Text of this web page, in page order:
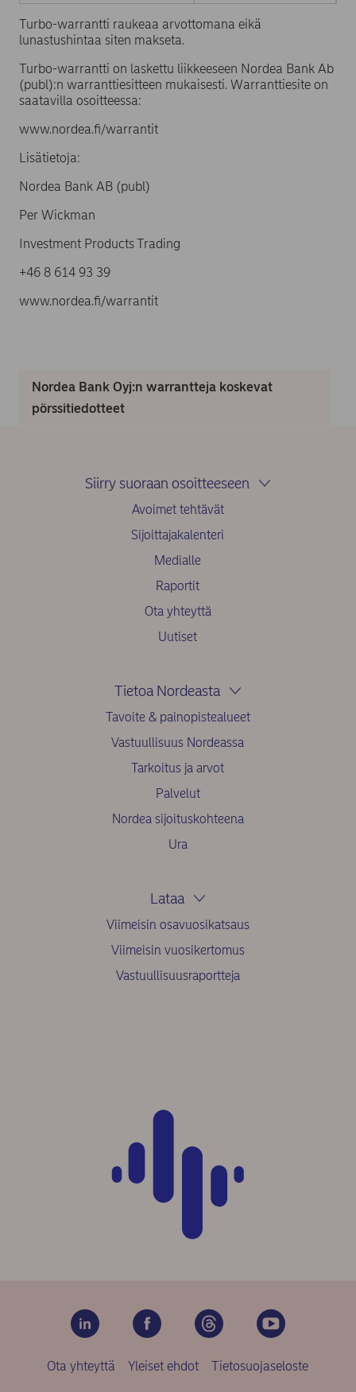
Turbo-warrantti raukeaa arvottomana eikä
lunastushintaa siten makseta.
Turbo-warrantti on laskettu liikkeeseen Nordea Bank Ab
(publ):n warranttiesitteen mukaisesti. Warranttiesite on
saatavilla osoitteessa:
www.nordea.fi/warrantit
Lisätietoja:
Nordea Bank AB (publ)
Per Wickman
Investment Products Trading
+46 8 614 93 39
www.nordea.fi/warrantit
Nordea Bank Oyj:n warrantteja koskevat
pörssitiedotteet
Siirry suoraan osoitteeseen
Avoimet tehtävät
Sijoittajakalenteri
Medialle
Raportit
Ota yhteyttä
Uutiset
Tietoa Nordeasta
Tavoite & painopistealueet
Vastuullisuus Nordeassa
Tarkoitus ja arvot
Palvelut
Nordea sijoituskohteena
Ura
Lataa
Viimeisin osavuosikatsaus
Viimeisin vuosikertomus
Vastuullisuusraportteja
Ota yhteyttä Yleiset ehdot Tietosuojaseloste